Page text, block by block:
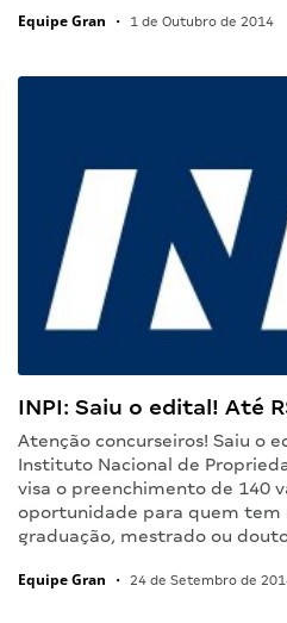
Equipe Gran • 1 de Outubro de 2014
INPI: Saiu o edital! Até
Atenção concurseiros! Saiu o
Instituto Nacional de
visa o preenchimento de 140
oportunidade para quem tem
graduação, mestrado ou
Equipe Gran • 24 de Setembro de